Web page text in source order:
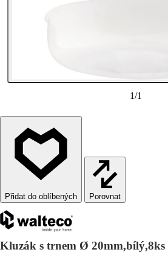
1/1
Porovnat
Kluzák s trnem Ø 20mm,bílý,8ks